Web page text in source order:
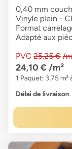
0,40 mm
Vinyle plein -
Format
Adapté aux
PVC 25,25 € /
24,10 € /m²
1 Paquet: 3,75 m²
Délai de livraison